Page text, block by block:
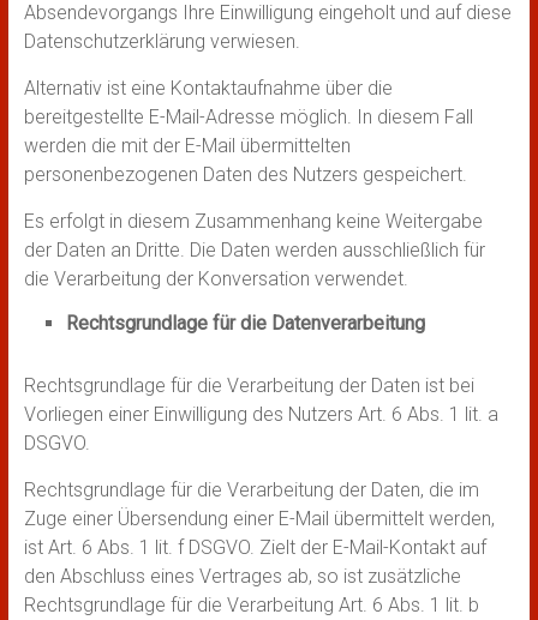
Absendevorgangs Ihre Einwilligung eingeholt und auf diese
Datenschutzerklärung verwiesen.
Alternativ ist eine Kontaktaufnahme über die
bereitgestellte E-Mail-Adresse möglich. In diesem Fall
werden die mit der E-Mail übermittelten
personenbezogenen Daten des Nutzers gespeichert.
Es erfolgt in diesem Zusammenhang keine Weitergabe
der Daten an Dritte. Die Daten werden ausschließlich für
die Verarbeitung der Konversation verwendet.
Rechtsgrundlage für die Datenverarbeitung
Rechtsgrundlage für die Verarbeitung der Daten ist bei
Vorliegen einer Einwilligung des Nutzers Art. 6 Abs. 1 lit. a
DSGVO.
Rechtsgrundlage für die Verarbeitung der Daten, die im
Zuge einer Übersendung einer E-Mail übermittelt werden,
ist Art. 6 Abs. 1 lit. f DSGVO. Zielt der E-Mail-Kontakt auf
den Abschluss eines Vertrages ab, so ist zusätzliche
Rechtsgrundlage für die Verarbeitung Art. 6 Abs. 1 lit. b